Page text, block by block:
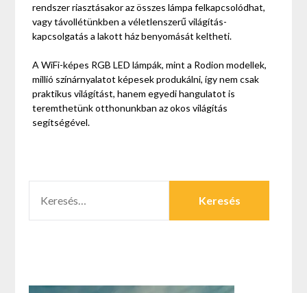
rendszer riasztásakor az összes lámpa felkapcsolódhat,
vagy távollétünkben a véletlenszerű világítás-
kapcsolgatás a lakott ház benyomását keltheti.
A WiFi-képes RGB LED lámpák, mint a Rodion modellek,
millió színárnyalatot képesek produkálni, így nem csak
praktikus világítást, hanem egyedi hangulatot is
teremthetünk otthonunkban az okos világítás
segítségével.